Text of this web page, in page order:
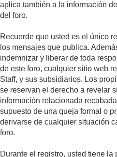
aplica también a la información
del foro.
Recuerde que usted es el único
los mensajes que publica.
indemnizar y liberar de toda
de este foro, cualquier sitio web
Staff, y sus subsidiarios. Los
se reservan el derecho a revelar
información relacionada
supuesto de una queja formal o
derivarse de cualquier situación
foro.
Durante el registro, usted tiene